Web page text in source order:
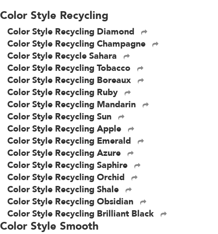
Color Style Recycling
Color Style Recycling Diamond
Color Style Recycling Champagne
Color Style Recycle Sahara
Color Style Recycling Tobacco
Color Style Recycling Boreaux
Color Style Recycling Ruby
Color Style Recycling Mandarin
Color Style Recycling Sun
Color Style Recycling Apple
Color Style Recycling Emerald
Color Style Recycling Azure
Color Style Recycling Saphire
Color Style Recycling Orchid
Color Style Recycling Shale
Color Style Recycling Obsidian
Color Style Recycling Brilliant Black
Color Style Smooth